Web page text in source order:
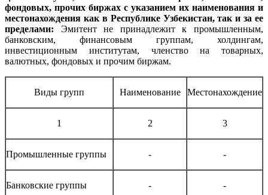
фондовых, прочих биржах с указанием их наименования и
местонахождения как в Республике Узбекистан, так и за ее
пределами: Эмитент не принадлежит к промышленным,
банковским, финансовым группам, холдингам,
инвестиционным институтам, членство на товарных,
валютных, фондовых и прочим биржам.
Виды групп Наименование Местонахождение
1 2 3
Промышленные группы - -
Банковские группы - -